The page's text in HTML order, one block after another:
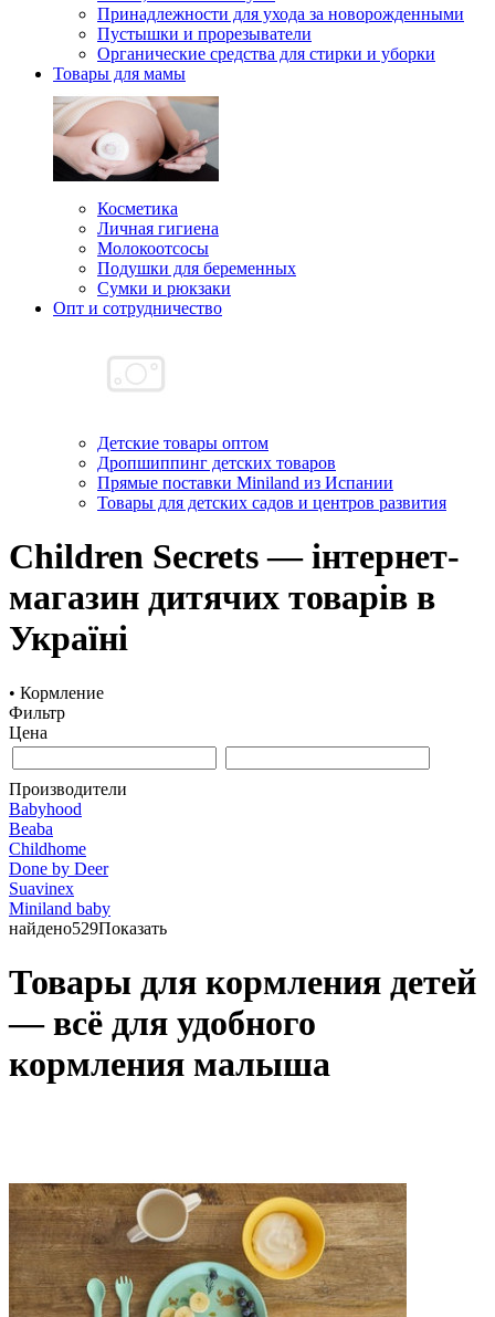
Принадлежности для ухода за новорожденными
Пустышки и прорезыватели
Органические средства для стирки и уборки
Товары для мамы
Косметика
Личная гигиена
Молокоотсосы
Подушки для беременных
Сумки и рюкзаки
Опт и сотрудничество
Детские товары оптом
Дропшиппинг детских товаров
Прямые поставки Miniland из Испании
Товары для детских садов и центров развития
Children Secrets — інтернет-
магазин дитячих товарів в
Україні
• Кормление
Фильтр
Цена
Производители
Babyhood
Beaba
Childhome
Done by Deer
Suavinex
Miniland baby
найдено529Показать
Товары для кормления детей
— всё для удобного
кормления малыша